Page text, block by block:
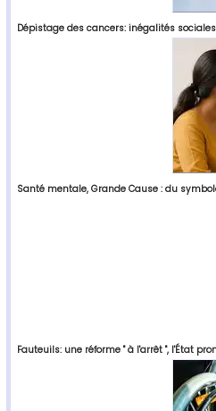
Dépistage des cancers: inégalités
Santé mentale, Grande Cause : du
Fauteuils: une réforme " à l'arrêt ", l'État